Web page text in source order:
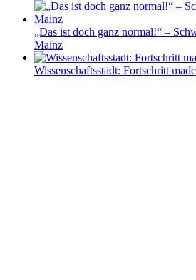
„Das ist doch ganz normal!“ –
Mainz
Wissenschaftsstadt: Fortschritt